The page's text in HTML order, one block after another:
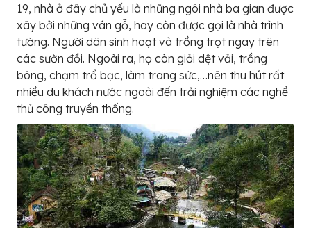
19, nhà ở đây chủ yếu là những ngôi nhà ba gian được
xây bởi những ván gỗ, hay còn được gọi là nhà trình
tường. Người dân sinh hoạt và trồng trọt ngay trên
các sườn đồi. Ngoài ra, họ còn giỏi dệt vải, trồng
bông, chạm trổ bạc, làm trang sức,…nên thu hút rất
nhiều du khách nước ngoài đến trải nghiệm các nghề
thủ công truyền thống.